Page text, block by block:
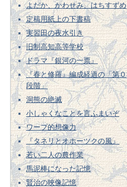
よだか、かわせみ、はちすずめ
定稿用紙上の下書稿
実習田の夜水引き
旧制高知高等学校
ドラマ『銀河の一票』
『春と修羅』編成経過の「第０
段階」
洞熊の絶滅
小しゃくなことを言ふまいぞ
ワープ的想像力
『タネリとオホーツクの風』
若い二人の農作業
馬泥棒になった記憶
賢治の映像記憶